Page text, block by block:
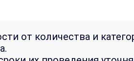
от количества и